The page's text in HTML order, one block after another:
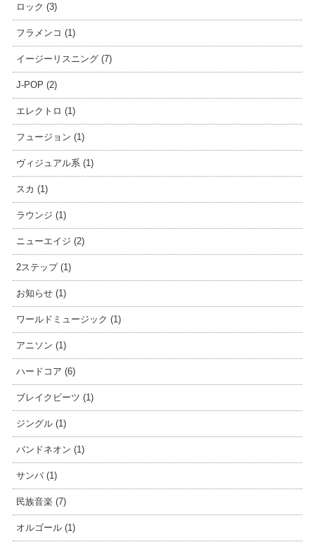
ロック (3)
フラメンコ (1)
イージーリスニング (7)
J-POP (2)
エレクトロ (1)
フュージョン (1)
ヴィジュアル系 (1)
スカ (1)
ラウンジ (1)
ニューエイジ (2)
2ステップ (1)
お知らせ (1)
ワールドミュージック (1)
アニソン (1)
ハードコア (6)
ブレイクビーツ (1)
ジングル (1)
バンドネオン (1)
サンバ (1)
民族音楽 (7)
オルゴール (1)